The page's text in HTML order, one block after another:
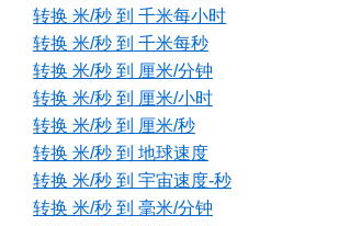
转换 米/秒 到 千米每小时
转换 米/秒 到 千米每秒
转换 米/秒 到 厘米/分钟
转换 米/秒 到 厘米/小时
转换 米/秒 到 厘米/秒
转换 米/秒 到 地球速度
转换 米/秒 到 宇宙速度-秒
转换 米/秒 到 毫米/分钟